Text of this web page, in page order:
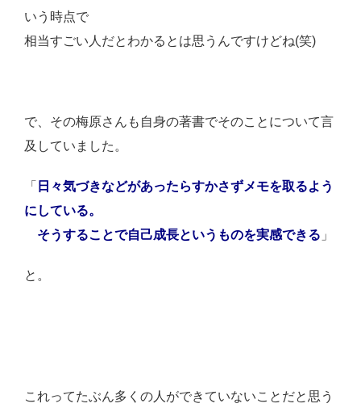
いう時点で
相当すごい人だとわかるとは思うんですけどね(笑)
で、その梅原さんも自身の著書でそのことについて言
及していました。
「 日々気づきなどがあったらすかさずメモを取るよう
にしている。
そうすることで自己成長というものを実感できる 」
と。
これってたぶん多くの人ができていないことだと思う